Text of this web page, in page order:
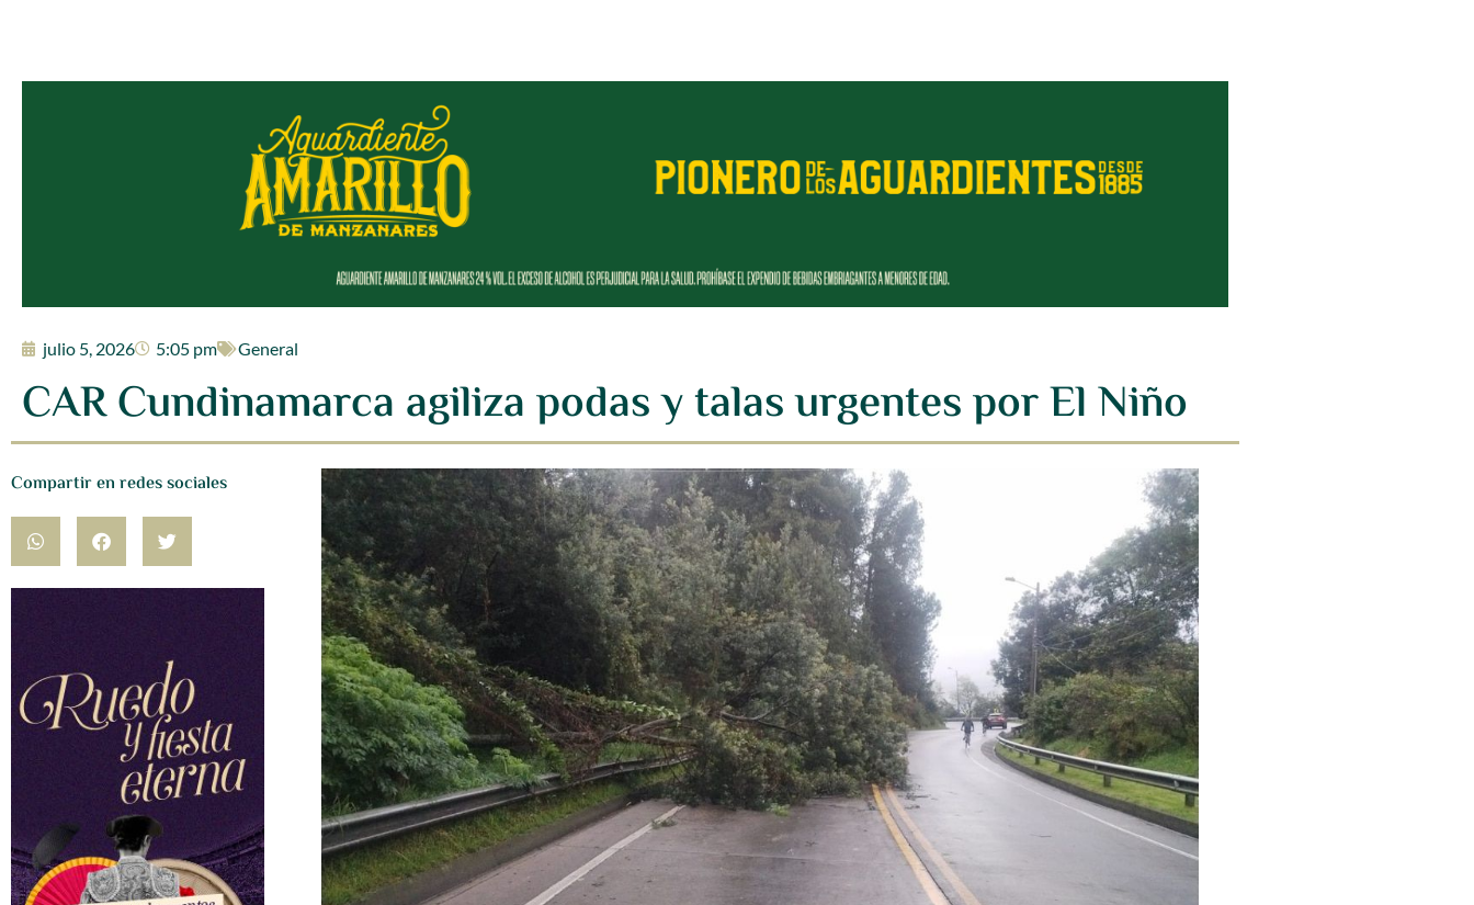
julio 5, 2026 5:05 pm General
CAR Cundinamarca agiliza podas y talas urgentes por El Niño
Compartir en redes sociales